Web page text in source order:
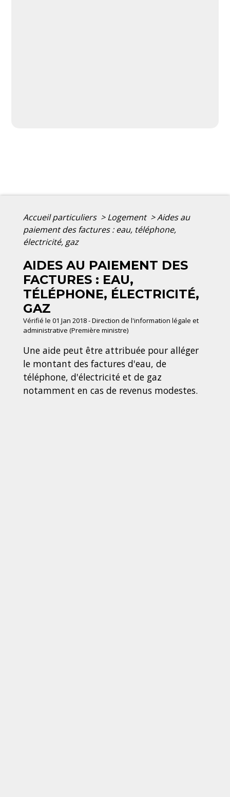
Accueil particuliers > Logement >Aides au
paiement des factures : eau, téléphone,
électricité, gaz
AIDES AU PAIEMENT DES
FACTURES : EAU,
TÉLÉPHONE, ÉLECTRICITÉ,
GAZ
Vérifié le 01 Jan 2018 - Direction de l'information légale et
administrative (Première ministre)
Une aide peut être attribuée pour alléger
le montant des factures d'eau, de
téléphone, d'électricité et de gaz
notamment en cas de revenus modestes.